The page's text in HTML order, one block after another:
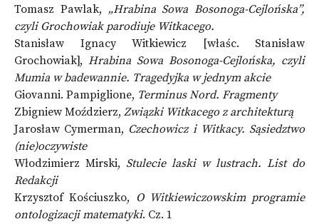
Tomasz Pawlak, „Hrabina Sowa Bosonoga-Cejlońska”,
czyli Grochowiak parodiuje Witkacego.
Stanisław Ignacy Witkiewicz [właśc. Stanisław
Grochowiak], Hrabina Sowa Bosonoga-Cejlońska, czyli
Mumia w badewannie. Tragedyjka w jednym akcie
Giovanni. Pampiglione, Terminus Nord. Fragmenty
Zbigniew Moździerz, Związki Witkacego z architekturą
Jarosław Cymerman, Czechowicz i Witkacy. Sąsiedztwo
(nie)oczywiste
Włodzimierz Mirski, Stulecie laski w lustrach. List do
Redakcji
Krzysztof Kościuszko, O Witkiewiczowskim programie
ontologizacji matematyki. Cz. 1